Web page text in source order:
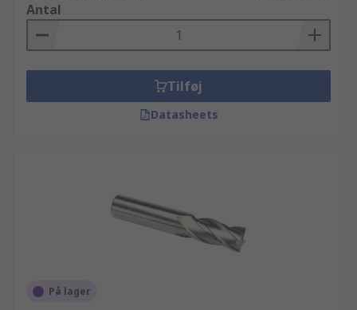
Antal
Tilføj
Datasheets
På lager